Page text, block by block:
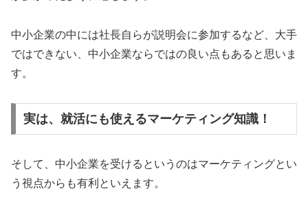
中小企業の中には社長自らが説明会に参加するなど、大手
ではできない、中小企業ならではの良い点もあると思いま
す。
実は、就活にも使えるマーケティング知識！
そして、中小企業を受けるというのはマーケティングとい
う視点からも有利といえます。